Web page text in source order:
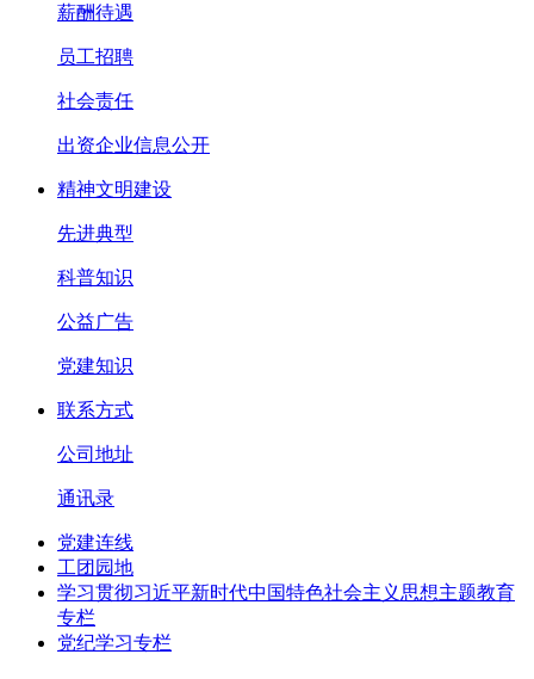
薪酬待遇
员工招聘
社会责任
出资企业信息公开
精神文明建设
先进典型
科普知识
公益广告
党建知识
联系方式
公司地址
通讯录
党建连线
工团园地
学习贯彻习近平新时代中国特色社会主义思想主题教育
专栏
党纪学习专栏